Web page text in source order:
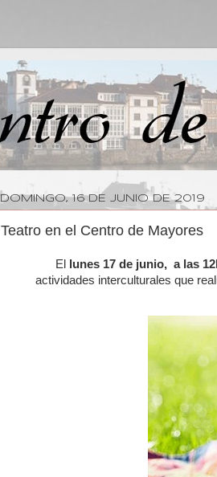
DOMINGO, 16 DE JUNIO DE 2019
Teatro en el Centro de Mayores
El lunes 17 de junio, a las
actividades interculturales que